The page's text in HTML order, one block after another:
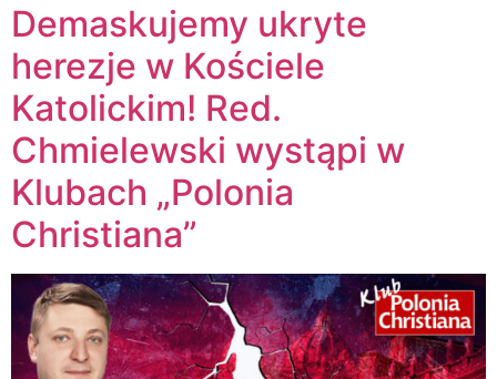
Demaskujemy ukryte
herezje w Kościele
Katolickim! Red.
Chmielewski wystąpi w
Klubach „Polonia
Christiana”